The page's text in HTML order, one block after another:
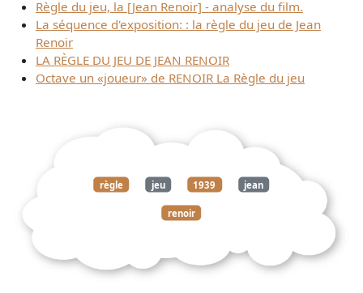
Règle du jeu, la [Jean Renoir] - analyse du film.
La séquence d'exposition: : la règle du jeu de Jean
Renoir
LA RÈGLE DU JEU DE JEAN RENOIR
Octave un «joueur» de RENOIR La Règle du jeu
règle jeu 1939 jean
renoir